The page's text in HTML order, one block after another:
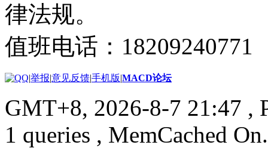
律法规。
值班电话：
|举报|意见反馈|手机版|MACD论坛
GMT+8, 2026-8-7 21:47 ,
1 queries , MemCached On.